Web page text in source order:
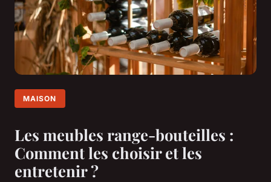
MAISON
Les meubles range-bouteilles :
Comment les choisir et les
entretenir ?